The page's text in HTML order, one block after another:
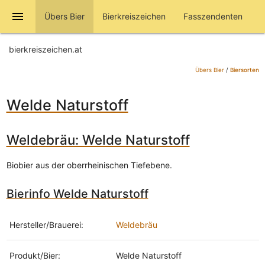
menu Übers Bier Bierkreiszeichen Fasszendenten
bierkreiszeichen.at
Übers Bier/ Biersorten
Welde Naturstoff
Weldebräu: Welde Naturstoff
Biobier aus der oberrheinischen Tiefebene.
Bierinfo Welde Naturstoff
Hersteller/Brauerei: Weldebräu
Produkt/Bier: Welde Naturstoff